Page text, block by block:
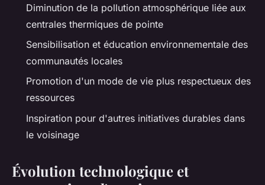
Diminution de la pollution atmosphérique liée aux
centrales thermiques de pointe
Sensibilisation et éducation environnementale des
communautés locales
Promotion d'un mode de vie plus respectueux des
ressources
Inspiration pour d'autres initiatives durables dans
le voisinage
Évolution technologique et